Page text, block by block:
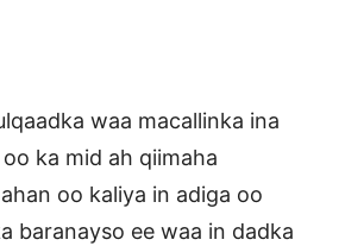
waa macallinka ina
ka mid ah qiimaha
oo kaliya in adiga oo
baranayso ee waa in dadka